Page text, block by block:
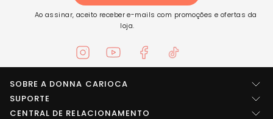
Ao assinar, aceito receber e-mails com promoções e ofertas da
loja.
SOBRE A DONNA CARIOCA
Quem somos
SUPORTE
Central de ajuda
CENTRAL DE RELACIONAMENTO